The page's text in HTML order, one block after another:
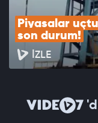
Piyasalar
son durum!
İZLE